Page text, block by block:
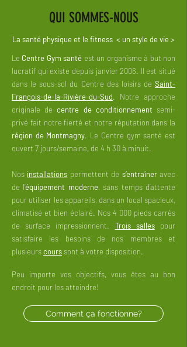
QUI SOMMES-NOUS
La santé physique et le fitness < un style de vie >
Le Centre Gym santé est un organisme à but non
lucratif qui existe depuis janvier 2006. Il est situé
dans le sous-sol du Centre des loisirs de Saint-
François-de-la-Rivière-du-Sud. Notre approche
originale decentre de conditionnement semi-
privé fait notre fierté et notre réputation dans la
région de Montmagny. Le Centre gym santé est
ouvert 7 jours/semaine, de 4 h 30 à minuit.
Nos installations permettent de s’entraîneravec
de l’équipement moderne, sans temps d’attente
pour utiliser les appareils, dans un local spacieux,
climatisé et bien éclairé. Nos 4 000 pieds carrés
de surface impressionnent. Trois sallespour
satisfaire les besoins de nos membres et
plusieurscours sont à votre disposition.
Peu importe vos objectifs, vous êtes au bon
endroit pour les atteindre!
Comment ça fonctionne?